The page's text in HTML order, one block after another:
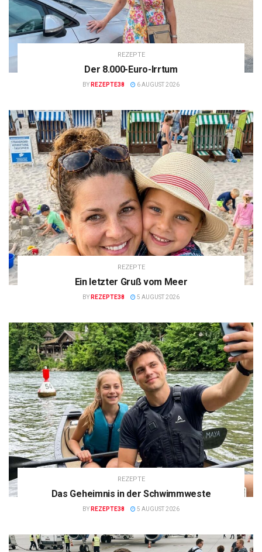
REZEPTE
Der 8.000-Euro-Irrtum
BY REZEPTE38 6 AUGUST 2026
REZEPTE
Ein letzter Gruß vom Meer
BY REZEPTE38 5 AUGUST 2026
REZEPTE
Das Geheimnis in der Schwimmweste
BY REZEPTE38 5 AUGUST 2026